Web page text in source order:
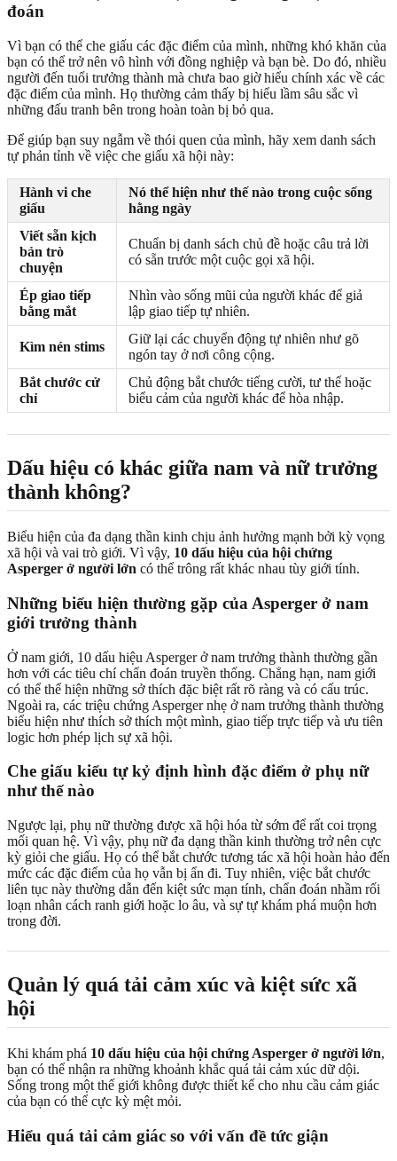
đoán
Vì bạn có thể che giấu các đặc điểm của mình, những khó khăn của
bạn có thể trở nên vô hình với đồng nghiệp và bạn bè. Do đó, nhiều
người đến tuổi trưởng thành mà chưa bao giờ hiểu chính xác về các
đặc điểm của mình. Họ thường cảm thấy bị hiểu lầm sâu sắc vì
những đấu tranh bên trong hoàn toàn bị bỏ qua.
Để giúp bạn suy ngẫm về thói quen của mình, hãy xem danh sách
tự phản tỉnh về việc che giấu xã hội này:
Hành vi che
giấu
Nó thể hiện như thế nào trong cuộc sống
hằng ngày
Viết sẵn kịch
bản trò
chuyện
Chuẩn bị danh sách chủ đề hoặc câu trả lời
có sẵn trước một cuộc gọi xã hội.
Ép giao tiếp
bằng mắt
Nhìn vào sống mũi của người khác để giả
lập giao tiếp tự nhiên.
Kìm nén stims
Giữ lại các chuyển động tự nhiên như gõ
ngón tay ở nơi công cộng.
Bắt chước cử
chỉ
Chủ động bắt chước tiếng cười, tư thế hoặc
biểu cảm của người khác để hòa nhập.
Dấu hiệu có khác giữa nam và nữ trưởng
thành không?
Biểu hiện của đa dạng thần kinh chịu ảnh hưởng mạnh bởi kỳ vọng
xã hội và vai trò giới. Vì vậy, 10 dấu hiệu của hội chứng
Asperger ở người lớn có thể trông rất khác nhau tùy giới tính.
Những biểu hiện thường gặp của Asperger ở nam
giới trưởng thành
Ở nam giới, 10 dấu hiệu Asperger ở nam trưởng thành thường gần
hơn với các tiêu chí chẩn đoán truyền thống. Chẳng hạn, nam giới
có thể thể hiện những sở thích đặc biệt rất rõ ràng và có cấu trúc.
Ngoài ra, các triệu chứng Asperger nhẹ ở nam trưởng thành thường
biểu hiện như thích sở thích một mình, giao tiếp trực tiếp và ưu tiên
logic hơn phép lịch sự xã hội.
Che giấu kiểu tự kỷ định hình đặc điểm ở phụ nữ
như thế nào
Ngược lại, phụ nữ thường được xã hội hóa từ sớm để rất coi trọng
mối quan hệ. Vì vậy, phụ nữ đa dạng thần kinh thường trở nên cực
kỳ giỏi che giấu. Họ có thể bắt chước tương tác xã hội hoàn hảo đến
mức các đặc điểm của họ vẫn bị ẩn đi. Tuy nhiên, việc bắt chước
liên tục này thường dẫn đến kiệt sức mạn tính, chẩn đoán nhầm rối
loạn nhân cách ranh giới hoặc lo âu, và sự tự khám phá muộn hơn
trong đời.
Quản lý quá tải cảm xúc và kiệt sức xã
hội
Khi khám phá 10 dấu hiệu của hội chứng Asperger ở người lớn,
bạn có thể nhận ra những khoảnh khắc quá tải cảm xúc dữ dội.
Sống trong một thế giới không được thiết kế cho nhu cầu cảm giác
của bạn có thể cực kỳ mệt mỏi.
Hiểu quá tải cảm giác so với vấn đề tức giận